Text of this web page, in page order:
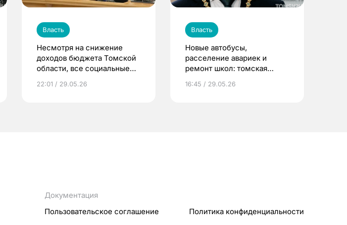
Власть
Несмотря на снижение
доходов бюджета Томской
области, все социальные
населением
22:01 / 29.05.26
Власть
Новые автобусы,
расселение авариек и
ремонт школ: томская
мэра за 2025 год
16:45 / 29.05.26
Документация
Пользовательское соглашение
Политика конфиденциальности